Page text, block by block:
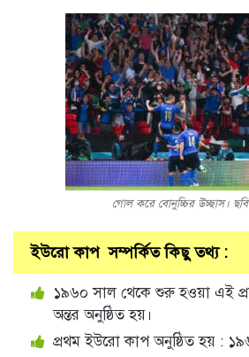
গোল করে বোনুচ্চির উচ্ছাস।
ইউরো কাপ সম্পর্কিত কিছু তথ্য :
১৯৬০ সাল থেকে শুরু হওয়া এই
অন্তর অনুষ্ঠিত হয়।
প্রথম ইউরো কাপ অনুষ্ঠিত হয় :